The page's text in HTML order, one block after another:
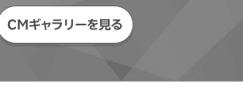
CMギャラリーを見る